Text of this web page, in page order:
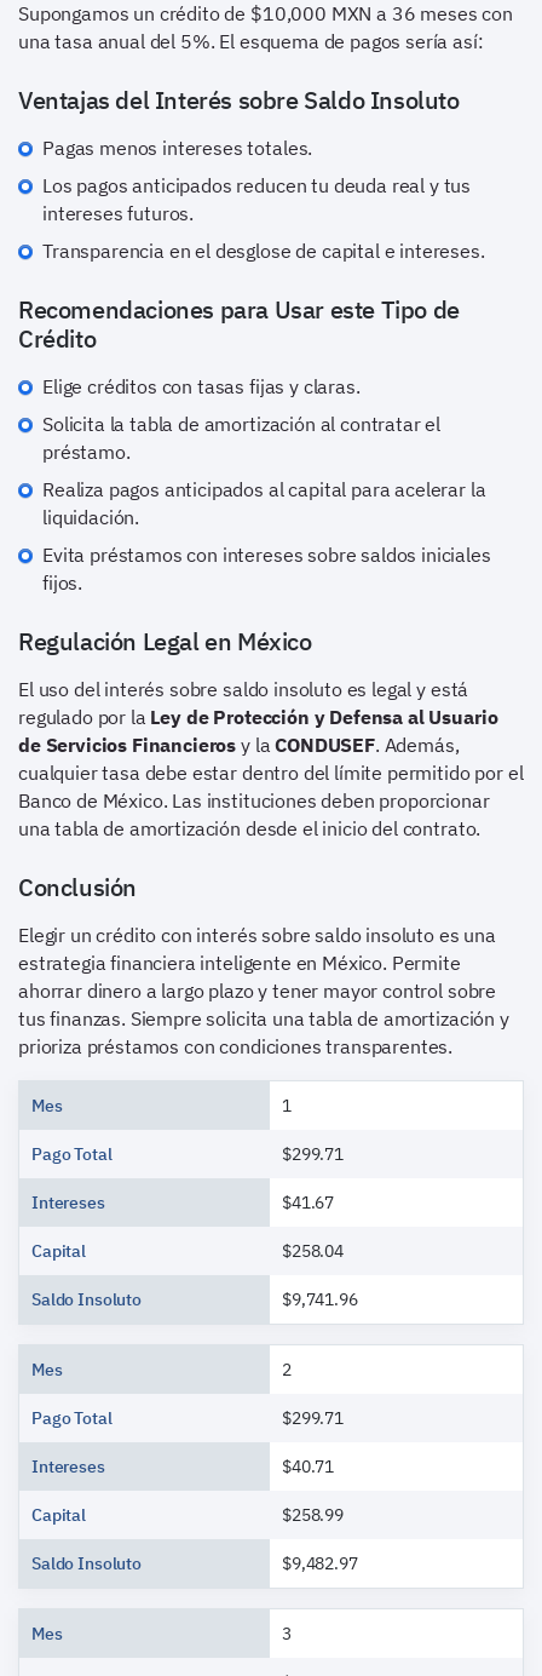
Supongamos un crédito de $10,000 MXN a 36 meses con
una tasa anual del 5%. El esquema de pagos sería así:
Ventajas del Interés sobre Saldo Insoluto
Pagas menos intereses totales.
Los pagos anticipados reducen tu deuda real y tus
intereses futuros.
Transparencia en el desglose de capital e intereses.
Recomendaciones para Usar este Tipo de
Crédito
Elige créditos con tasas fijas y claras.
Solicita la tabla de amortización al contratar el
préstamo.
Realiza pagos anticipados al capital para acelerar la
liquidación.
Evita préstamos con intereses sobre saldos iniciales
fijos.
Regulación Legal en México
El uso del interés sobre saldo insoluto es legal y está
regulado por la Ley de Protección y Defensa al Usuario
de Servicios Financieros y laCONDUSEF. Además,
cualquier tasa debe estar dentro del límite permitido por el
Banco de México. Las instituciones deben proporcionar
una tabla de amortización desde el inicio del contrato.
Conclusión
Elegir un crédito con interés sobre saldo insoluto es una
estrategia financiera inteligente en México. Permite
ahorrar dinero a largo plazo y tener mayor control sobre
tus finanzas. Siempre solicita una tabla de amortización y
prioriza préstamos con condiciones transparentes.
Mes 1
Pago Total $299.71
Intereses $41.67
Capital $258.04
Saldo Insoluto $9,741.96
Mes 2
Pago Total $299.71
Intereses $40.71
Capital $258.99
Saldo Insoluto $9,482.97
Mes 3